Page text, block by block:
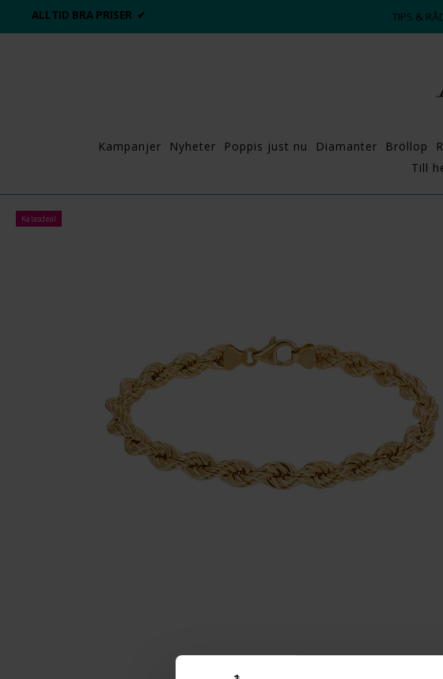
ALLTID BRA PRISER ✔ DAGS ATT
TIPS &
Kampanjer Nyheter Poppis just nu Diamanter Bröllop
Till
Kalasdeal